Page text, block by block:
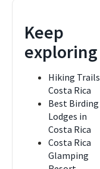
Keep
exploring
Hiking Trails
Costa Rica
Best Birding
Lodges in
Costa Rica
Costa Rica
Glamping